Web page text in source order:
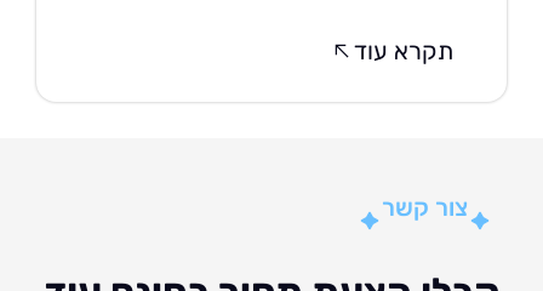
תקרא עוד
צור קשר